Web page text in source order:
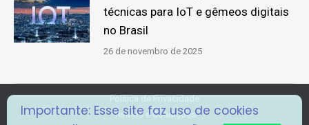
técnicas para IoT e gêmeos digitais
no Brasil
26 de novembro de 2025
Politica de Privacidade
Termos e Condições
Importante: Esse site faz uso de cookies